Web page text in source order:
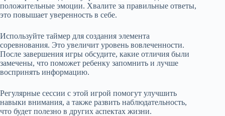
положительные эмоции. Хвалите за правильные ответы,
это повышает уверенность в себе.
Используйте таймер для создания элемента
соревнования. Это увеличит уровень вовлеченности.
После завершения игры обсудите, какие отличия были
замечены, что поможет ребенку запомнить и лучше
воспринять информацию.
Регулярные сессии с этой игрой помогут улучшить
навыки внимания, а также развить наблюдательность,
что будет полезно в других аспектах жизни.